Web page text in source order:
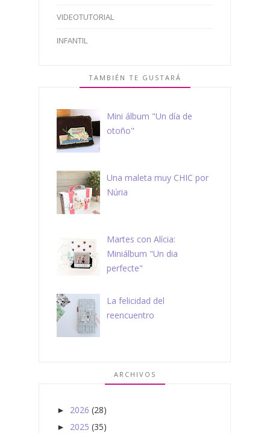
VIDEOTUTORIAL
INFANTIL
TAMBIÉN TE GUSTARÁ
Mini álbum "Un día de
otoño"
Una maleta muy CHIC por
Núria
Martes con Alícia:
Miniálbum "Un dia
perfecte"
La felicidad del
reencuentro
ARCHIVOS
► 2026 (28)
► 2025 (35)